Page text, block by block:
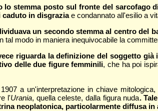
lo stemma posto sul fronte del sarcofago
caduto in disgraziae condannato all'esilio a
un secondo stemma al centro del
tal modo in maniera inequivocabile la
riguarda la definizione del soggetto
delle due figure femminili, che ha poi
a un'interpretazione in chiave
l'Urania, quella celeste, dalla figura nuda.
neoplatonica, particolarmente diffusa